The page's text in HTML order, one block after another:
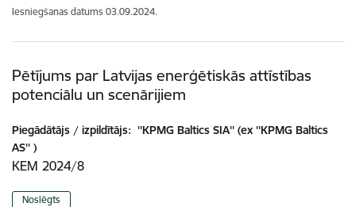
Iesniegšanas datums 03.09.2024.
Pētījums par Latvijas enerģētiskās attīstības
potenciālu un scenārijiem
Piegādātājs / izpildītājs: ''KPMG Baltics SIA'' (ex ''KPMG Baltics
AS'' )
KEM 2024/8
Noslēgts